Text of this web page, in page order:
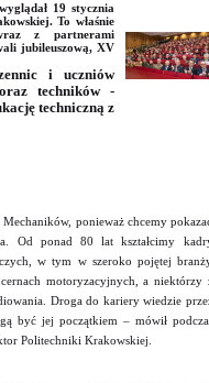
19 stycznia
To właśnie
z partnerami
jubileuszową, XV
i uczniów
techników -
techniczną z
ponieważ chcemy
Od ponad 80 lat kształcimy
w tym w szeroko pojętej
motoryzacyjnych, a niektórzy
Droga do kariery wiedzie
być jej początkiem – mówił
Politechniki Krakowskiej.